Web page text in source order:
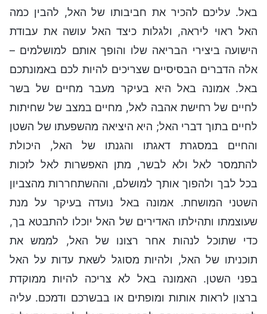
באל. עליכם להכיר את חביבותו של האל, להבין כמה
האל ראוי ליראה, ולגלות כיצד האל עושה את עבודת
הישועה ביצירי הבריאה שלו והופך אותם למושלמים –
אלה הדברים הבסיסיים שצריכים להיות לכם באמונתכם
באל. אמונה באל היא בעיקר מעבר מחיים של בשר
לחיים של רחישת אהבה לאל, מחיים במצב של שחיתות
לחיים בתוך דברי האל; היא היציאה מהשפעתו של השטן
והחיים במסגרת דאגתו והגנתו של האל, היכולת
להתמסר לאל ולא לבשר, מתן האפשרות לאל לזכות
בכל לבך ולהפוך אותך למושלם, וההשתחררות מהצביון
השטני המושחת. אמונה באל נועדה בעיקר על מנת
שעוצמתו ותהילתו האדירים של האל יוכלו להתבטא בך,
כדי שתוכל לנהות אחר רצונו של האל, לממש את
תוכניתו של האל, ולהיות מסוגל לשאת עדות על האל
בפני השטן. האמונה באל לא צריכה להיות ממוקדת
ברצון לראות אותות ומופתים או בבשרכם ודמכם. עליה